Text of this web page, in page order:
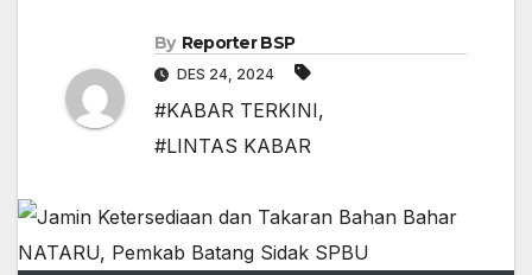
By Reporter BSP
DES 24, 2024
#KABAR TERKINI,
#LINTAS KABAR